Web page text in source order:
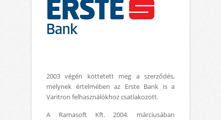
2003 végén köttetett meg a szerződés,
melynek értelmében az Erste Bank is a
Varitron felhasználókhoz csatlakozott.
A Ramasoft Kft. 2004. márciusában